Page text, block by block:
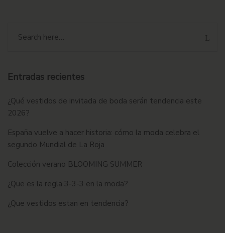
Entradas recientes
¿Qué vestidos de invitada de boda serán tendencia este
2026?
España vuelve a hacer historia: cómo la moda celebra el
segundo Mundial de La Roja
Colección verano BLOOMING SUMMER
¿Que es la regla 3-3-3 en la moda?
¿Que vestidos estan en tendencia?